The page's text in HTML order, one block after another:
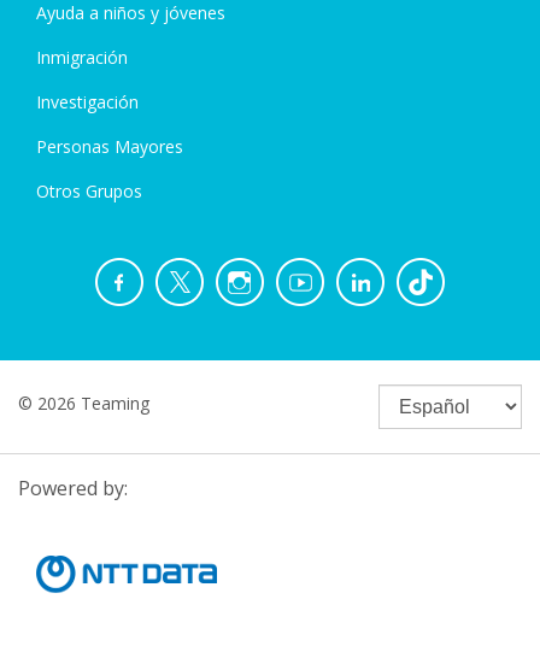
Ayuda a niños y jóvenes
Inmigración
Investigación
Personas Mayores
Otros Grupos
© 2026 Teaming
Powered by: